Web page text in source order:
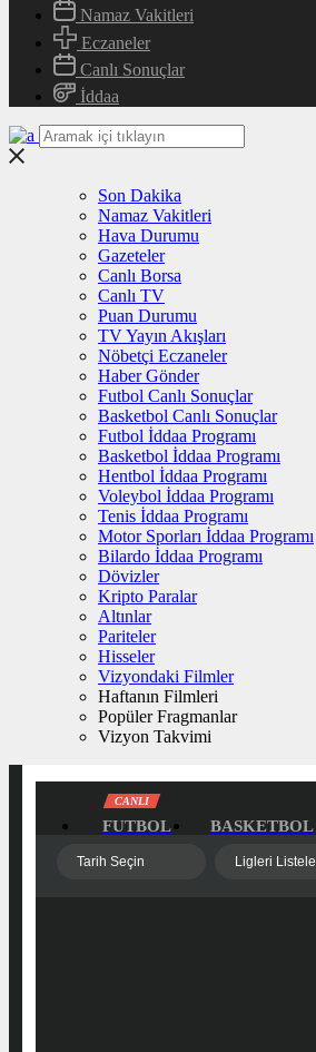
Namaz Vakitleri
Eczaneler
Canlı Sonuçlar
İddaa
Son Dakika
Namaz Vakitleri
Hava Durumu
Gazeteler
Canlı Borsa
Canlı TV
Puan Durumu
TV Yayın Akışları
Nöbetçi Eczaneler
Haber Gönder
Futbol Canlı Sonuçlar
Basketbol Canlı Sonuçlar
Futbol İddaa Programı
Basketbol İddaa Programı
Hentbol İddaa Programı
Voleybol İddaa Programı
Tenis İddaa Programı
Motor Sporları İddaa Programı
Bilardo İddaa Programı
Dövizler
Kripto Paralar
Altınlar
Pariteler
Hisseler
Vizyondaki Filmler
Haftanın Filmleri
Popüler Fragmanlar
Vizyon Takvimi
CANLI
FUTBOL BASKETBOL
Tarih Seçin Ligleri Listele